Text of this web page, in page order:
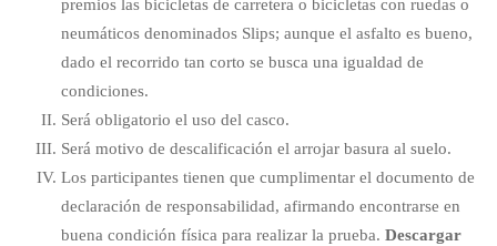
premios las bicicletas de carretera o bicicletas con ruedas o
neumáticos denominados Slips; aunque el asfalto es bueno,
dado el recorrido tan corto se busca una igualdad de
condiciones.
Será obligatorio el uso del casco.
Será motivo de descalificación el arrojar basura al suelo.
Los participantes tienen que cumplimentar el documento de
declaración de responsabilidad, afirmando encontrarse en
buena condición física para realizar la prueba. Descargar